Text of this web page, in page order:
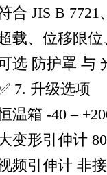
合 JIS B 7721
载、位移限
选 防护罩 与
7. 升级选项
温箱 -40 –
变形引伸计
频引伸计 非